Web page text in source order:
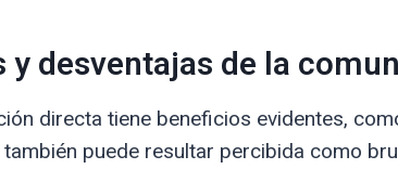
y desventajas de la
directa tiene beneficios evidentes,
también puede resultar percibida como